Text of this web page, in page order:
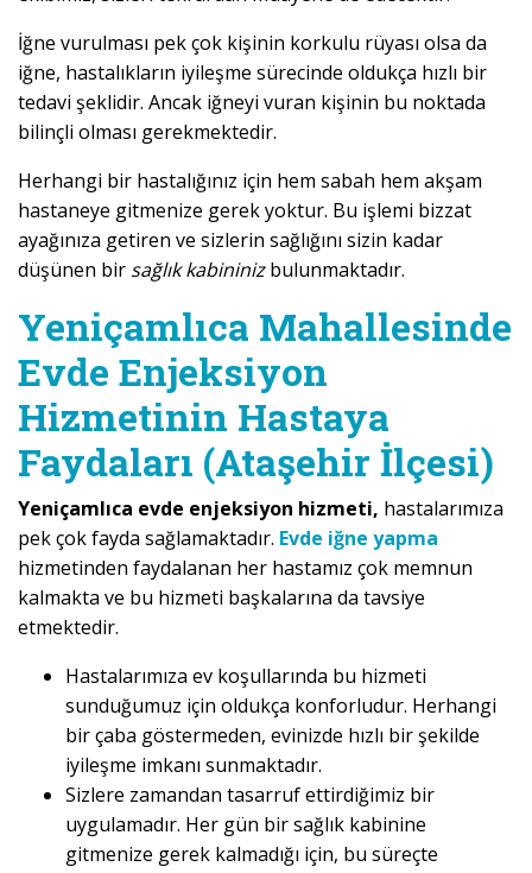
İğne vurulması pek çok kişinin korkulu rüyası olsa da
iğne, hastalıkların iyileşme sürecinde oldukça hızlı bir
tedavi şeklidir. Ancak iğneyi vuran kişinin bu noktada
bilinçli olması gerekmektedir.
Herhangi bir hastalığınız için hem sabah hem akşam
hastaneye gitmenize gerek yoktur. Bu işlemi bizzat
ayağınıza getiren ve sizlerin sağlığını sizin kadar
düşünen bir sağlık kabininizbulunmaktadır.
Yeniçamlıca Mahallesinde
Evde Enjeksiyon
Hizmetinin Hastaya
Faydaları (Ataşehir İlçesi)
Yeniçamlıca evde enjeksiyon hizmeti, hastalarımıza
pek çok fayda sağlamaktadır. Evde iğne yapma
hizmetinden faydalanan her hastamız çok memnun
kalmakta ve bu hizmeti başkalarına da tavsiye
etmektedir.
Hastalarımıza ev koşullarında bu hizmeti
sunduğumuz için oldukça konforludur. Herhangi
bir çaba göstermeden, evinizde hızlı bir şekilde
iyileşme imkanı sunmaktadır.
Sizlere zamandan tasarruf ettirdiğimiz bir
uygulamadır. Her gün bir sağlık kabinine
gitmenize gerek kalmadığı için, bu süreçte